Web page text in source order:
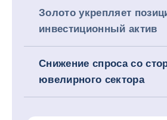
Золото укрепляет
инвестиционный актив
Снижение спроса со
ювелирного сектора